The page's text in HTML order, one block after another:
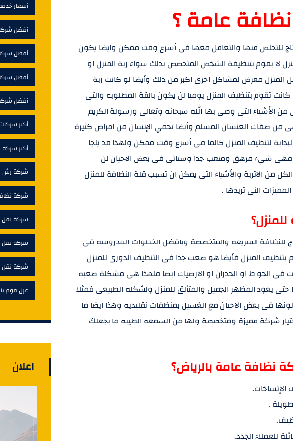
عامة ؟
للتخلص منها والتعامل معها فى أسرع وقت ممكن وايضا يكون
لا يقوم بتنظيفة الشخص المتخصص بذلك سواء ربة المنزل او
معرض لمشاكل اخرى اكبر من ذلك وأيضا لو كانت ربة
تقوم بتنظيف المنزل يوميا لن يكون بالقة المطلوبه والتى
الأشياء التى وصي بها الله سبحانه وتعالى ورسولة الكريم
من صفات الغنسان المسلم وأيضا تحمي الإنسان من امراض كثيرة
لتنظيف المنزل كالما فى أسرع وقت ممكن ولهذا قد يلجا
فهى شيء مرهق ومتعب جدا وستاتى فى بعض الاحيان لن
من الاتربة والأشياء التى يمكن ان تسبب قلة النظافة للمنزل
التى تريدها .
السريعه والمتخصصة وبافضل الخطوات المدروسه فى
بتنظيف المنزل فأيضا هو صعب جدا فى التنظيف الدورى للمنزل
فى الحواط او الجدران او الارضيات ايضا فلهذا هى مشكلة صعبه
حتى يعود المظهر الجميل والمتألق للمنزل ولشكله الطبيعى فمثلا
فى بعض الاحيان مع الغسيل بمنظفات تقليديه وهذا ايضا ما
شركة مميزة ومتخصصة ولها من السمعه الطيبه ما يجعلك
نظافة عامة بالرياض؟
الإتساخات.
.
للعملاء الجدد.
أسعار
أفضل
أفضل
أفضل
أفضل
أكبر
أكبر شركة
شركة رش
شركة
شركة نقل
شركة نقل
شركة نقل
عزل فوم
اعلان